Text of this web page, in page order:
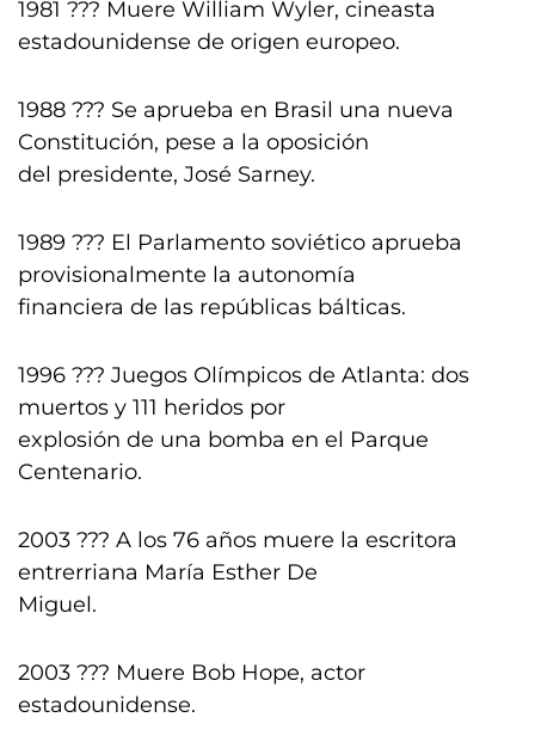
1981 ??? Muere William Wyler, cineasta
estadounidense de origen europeo.
1988 ??? Se aprueba en Brasil una nueva
Constitución, pese a la oposición
del presidente, José Sarney.
1989 ??? El Parlamento soviético aprueba
provisionalmente la autonomía
financiera de las repúblicas bálticas.
1996 ??? Juegos Olímpicos de Atlanta: dos
muertos y 111 heridos por
explosión de una bomba en el Parque
Centenario.
2003 ??? A los 76 años muere la escritora
entrerriana María Esther De
Miguel.
2003 ??? Muere Bob Hope, actor
estadounidense.